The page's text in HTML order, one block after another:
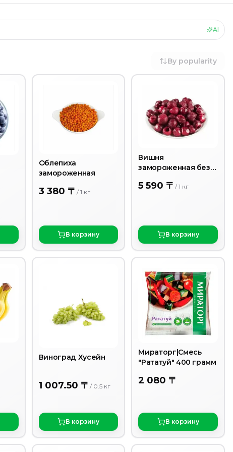
AI
By popularity
Облепиха
замороженная
3 380 〒 / 1 кг
В корзину
Вишня
замороженная без
5 590 〒/1 кг
В корзину
Виноград Хусейн
1 007.50 〒 / 0.5 кг
В корзину
Мираторг|Смесь
"Рататуй" 400 грамм
2 080 〒
В корзину